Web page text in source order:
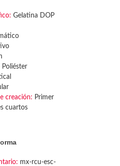
Gelatina DOP
Poliéster
creación: Primer
cuartos
mx-rcu-esc-